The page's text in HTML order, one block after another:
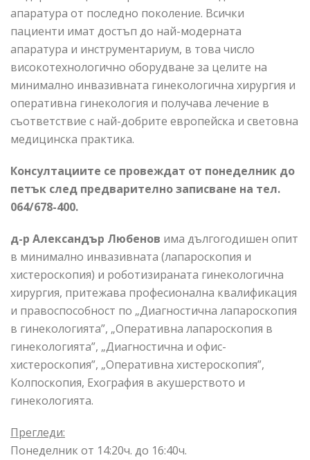
апаратура от последно поколение. Всички
пациенти имат достъп до най-модерната
апаратура и инструментариум, в това число
високотехнологично оборудване за целите на
минимално инвазивната гинекологична хирургия и
оперативна гинекология и получава лечение в
съответствие с най-добрите европейска и световна
медицинска практика.
Консултациите се провеждат от понеделник до
петък след предварително записване на тел.
064/678-400.
д-р Александър Любенов има дългогодишен опит
в минимално инвазивната (лапароскопия и
хистероскопия) и роботизираната гинекологична
хирургия, притежава професионална квалификация
и правоспособност по „Диагностична лапароскопия
в гинекологията”, „Оперативна лапароскопия в
гинекологията”, „Диагностична и офис-
хистероскопия”, „Оперативна хистероскопия”,
Колпоскопия, Ехография в акушерството и
гинекологията.
Прегледи:
Понеделник от 14:20ч. до 16:40ч.